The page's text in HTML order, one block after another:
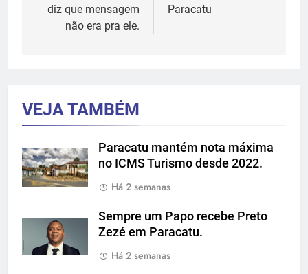
diz que mensagem
não era pra ele.
Paracatu
VEJA TAMBÉM
Paracatu mantém nota máxima
no ICMS Turismo desde 2022.
Há 2 semanas
Sempre um Papo recebe Preto
Zezé em Paracatu.
Há 2 semanas